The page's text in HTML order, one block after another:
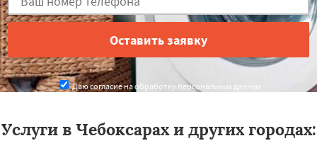
Даю согласие на обработку персональных данных
Услуги в Чебоксарах и других городах: